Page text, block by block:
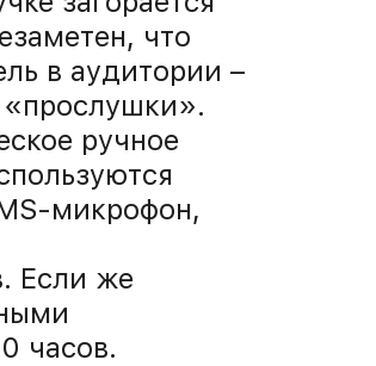
что
в аудитории –
«прослушки».
ручное
микрофон,
Если же
часов.